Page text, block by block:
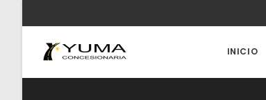
contenido
INICIO